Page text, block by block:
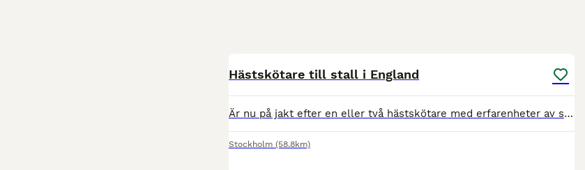
Hästskötare till stall i England
Är nu på jakt efter en eller två hästskötare med erfarenheter av show jumping och ryttare för olika stall, dressyr, showjumping och galoppstall i EU. Boende och bra lön, tillträde snarast. Vi söker n
Stockholm (58.8km)